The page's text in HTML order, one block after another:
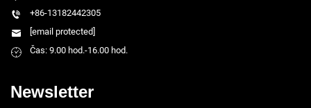
+86-13182442305
[email protected]
Čas: 9.00 hod.-16.00 hod.
Newsletter